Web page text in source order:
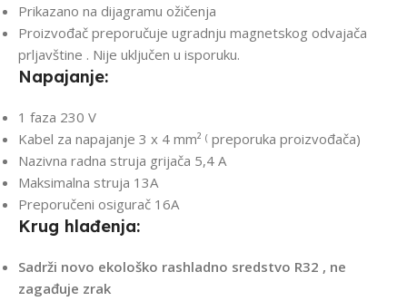
Prikazano na dijagramu ožičenja
Proizvođač preporučuje ugradnju magnetskog odvajača
prljavštine . Nije uključen u isporuku.
Napajanje:
1 faza 230 V
Kabel za napajanje 3 x 4 mm² ( preporuka proizvođača)
Nazivna radna struja grijača 5,4 A
Maksimalna struja 13A
Preporučeni osigurač 16A
Krug hlađenja:
Sadrži novo ekološko rashladno sredstvo R32 , ne
zagađuje zrak